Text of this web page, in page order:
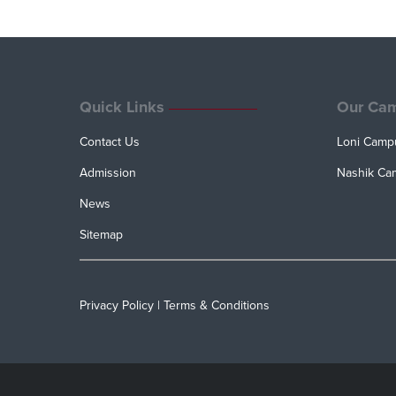
Quick Links
Contact Us
Admission
News
Sitemap
Our
Loni
Nashik
Privacy Policy | Terms & Conditions